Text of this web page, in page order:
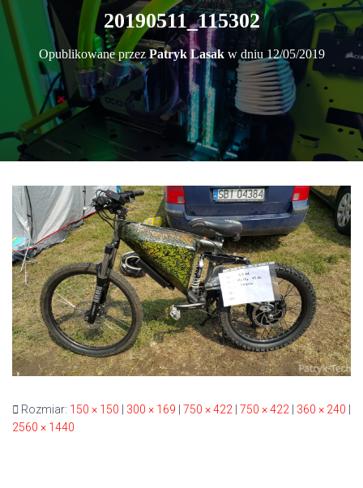
N
A
G
C
Ę
20190511_115302
Opublikowane przezPatryk Lasakw dniu 12/05/2019
Rozmiar: 150 × 150 300 × 169 750 × 422 750 × 422 360 × 240
2560 × 1440